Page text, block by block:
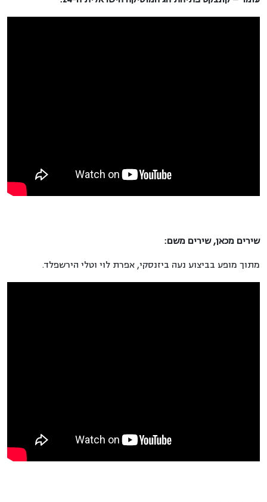
שירים מכאן, שירים משם:
מתוך מופע בביצוע נעה ביזנסקי, אפרת לוי וטלי הירשפלד.